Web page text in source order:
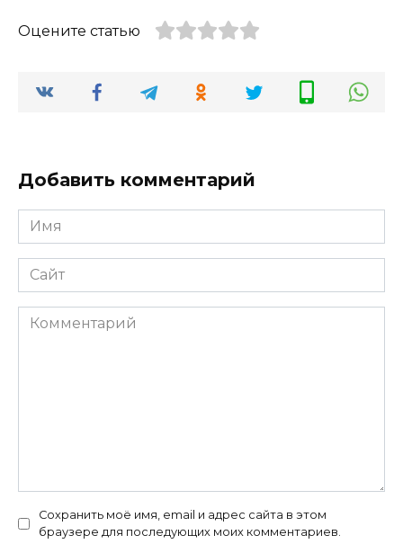
Оцените статью
Добавить комментарий
Имя
*
Сайт
Комментарий
Сохранить моё имя, email и адрес сайта в этом
браузере для последующих моих комментариев.